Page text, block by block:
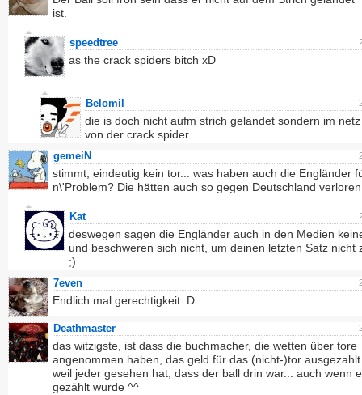
ist.
speedtree
as the crack spiders bitch xD
Belomil
die is doch nicht aufm strich gelandet sondern im netz
von der crack spider...
gemeiN
stimmt, eindeutig kein tor... was haben auch die Engländer
n\'Problem? Die hätten auch so gegen Deutschland
Kat
deswegen sagen die Engländer auch in den Medien
und beschweren sich nicht, um deinen letzten Satz nicht
;)
7even
Endlich mal gerechtigkeit :D
Deathmaster
das witzigste, ist dass die buchmacher, die wetten über tore
angenommen haben, das geld für das (nicht-)tor
weil jeder gesehen hat, dass der ball drin war... auch wenn
gezählt wurde ^^